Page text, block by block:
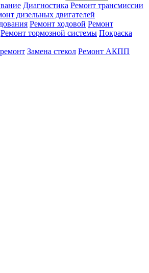
Диагностика Ремонт трансмиссии
дизельных двигателей
Ремонт ходовой Ремонт
Ремонт тормозной системы Покраска
Замена стекол Ремонт АКПП